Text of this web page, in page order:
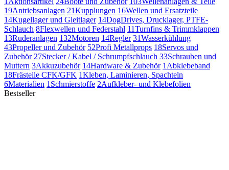
19Antriebsanlagen 21Kupplungen 16Wellen und Ersatzteile
14Kugellager und Gleitlager 14DogDrives, Drucklager, PTFE-
Schlauch 8Flexwellen und Federstahl 11Turnfins & Trimmklappen
13Ruderanlagen 132Motoren 14Regler 31Wasserkühlung
43Propeller und Zubehör 52Profi Metallprops 18Servos und
Zubehör 27Stecker / Kabel / Schrumpfschlauch 33Schrauben und
Muttern 3Akkuzubehör 14Hardware & Zubehör 1 Abklebeband
18Frästeile CFK/GFK 1Kleben, Laminieren, Spachteln
6Materialien 1 Schmierstoffe 2Aufkleber- und Klebefolien
Bestseller